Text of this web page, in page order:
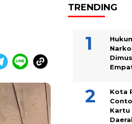
TRENDING
Kota
Kartu